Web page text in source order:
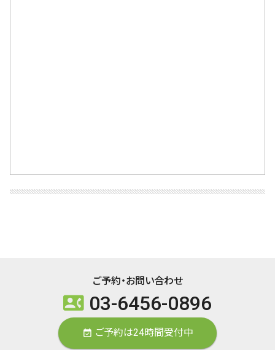
ご予約・お問い合わせ
contact_phone 03-6456-0896
event_available ご予約は24時間受付中